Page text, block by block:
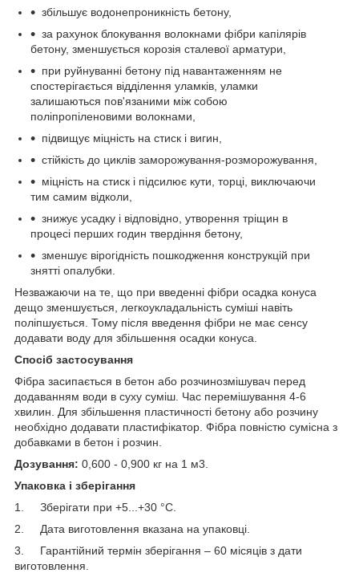
збільшує водонепроникність бетону,
за рахунок блокування волокнами фібри капілярів
бетону, зменшується корозія сталевої арматури,
при руйнуванні бетону під навантаженням не
спостерігається відділення уламків, уламки
залишаються пов'язаними між собою
поліпропіленовими волокнами,
підвищує міцність на стиск і вигин,
стійкість до циклів заморожування-розморожування,
міцність на стиск і підсилює кути, торці, виключаючи
тим самим відколи,
знижує усадку і відповідно, утворення тріщин в
процесі перших годин твердіння бетону,
зменшує вірогідність пошкодження конструкцій при
знятті опалубки.
Незважаючи на те, що при введенні фібри осадка конуса
дещо зменшується, легкоукладальність суміші навіть
поліпшується. Тому після введення фібри не має сенсу
додавати воду для збільшення осадки конуса.
Спосіб застосування
Фібра засипається в бетон або розчинозмішувач перед
додаванням води в суху суміш. Час перемішування 4-6
хвилин. Для збільшення пластичності бетону або розчину
необхідно додавати пластифікатор. Фібра повністю сумісна з
добавками в бетон і розчин.
Дозування: 0,600 - 0,900 кг на 1 м3.
Упаковка і зберігання
1. Зберігати при +5...+30 °С.
2. Дата виготовлення вказана на упаковці.
3. Гарантійний термін зберігання – 60 місяців з дати
виготовлення.